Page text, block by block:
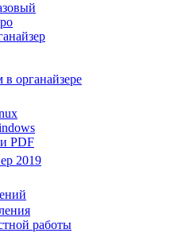
в органайзере
PDF
2019
работы